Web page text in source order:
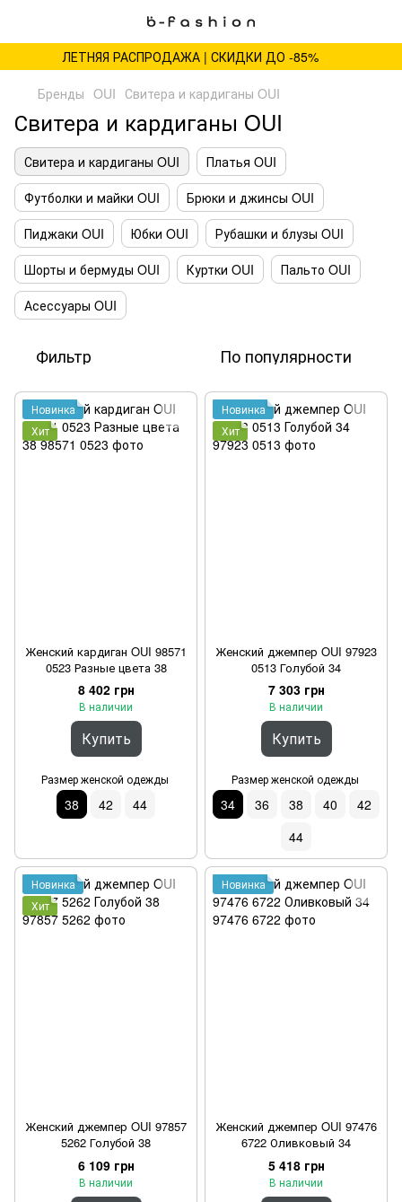
ЛЕТНЯЯ РАСПРОДАЖА | СКИДКИ ДО -85%
Бренды OUI Свитера и кардиганы OUI
Свитера и кардиганы OUI
Свитера и кардиганы OUI
Платья OUI
Футболки и майки OUI
Брюки и джинсы OUI
Пиджаки OUI
Юбки OUI
Рубашки и блузы OUI
Шорты и бермуды OUI
Куртки OUI
Пальто OUI
Асессуары OUI
Фильтр По популярности
Новинка
Хит
Женский кардиган OUI 98571
0523 Разные цвета 38
8 402 грн
В наличии
Купить
Размер женской одежды
38 42 44
Новинка
Хит
Женский джемпер OUI 97923
0513 Голубой 34
7 303 грн
В наличии
Купить
Размер женской одежды
34 36 38 40
42
44
Новинка
Хит
Женский джемпер OUI 97857
5262 Голубой 38
6 109 грн
В наличии
Новинка
Женский джемпер OUI 97476
6722 Оливковый 34
5 418 грн
В наличии